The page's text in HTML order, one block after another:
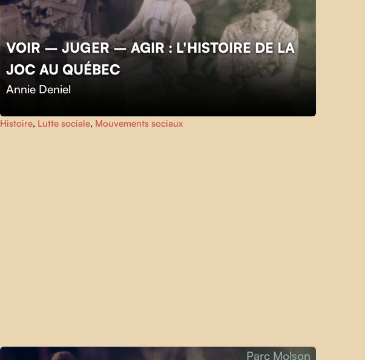
VOIR – JUGER – AGIR : L'HISTOIRE DE LA
JOC AU QUÉBEC
Annie Deniel
Histoire, Lutte sociale, Mouvements sociaux
Parc Molson